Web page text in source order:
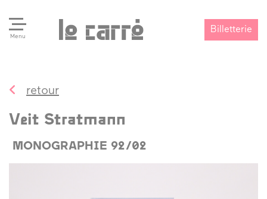
Menu
Billetterie
retour
Veit Stratmann
MONOGRAPHIE 92/02